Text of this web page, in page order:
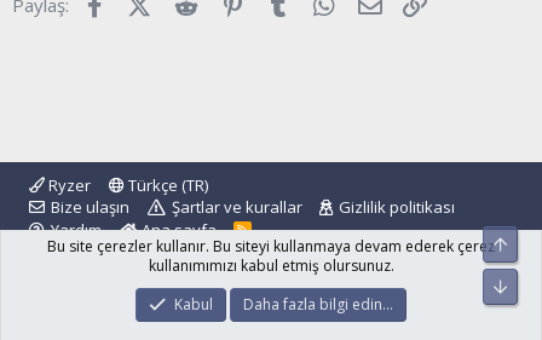
Paylaş:
Ryzer
Türkçe (TR)
Bize ulaşın
Şartlar ve kurallar
Gizlilik politikası
Yardım
Ana sayfa
R
S
S
Community platform by XenForo ® © 2010-2024 XenForo Ltd.
© 2001 - 2024
Bu site çerezler kullanır. Bu siteyi kullanmaya devam ederek çerez
kullanımımızı kabul etmiş olursunuz.
Kabul
Daha fazla bilgi edin…
Üst
Alt